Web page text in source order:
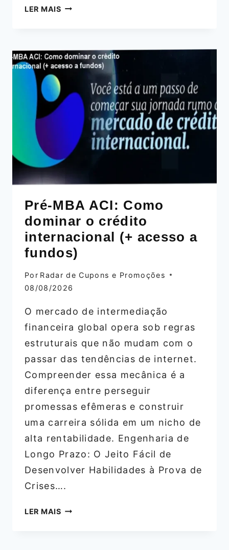
LER MAISAVALIAÇÃO
LIVROS
MASCULINOS
REVELA
VERDADES
SOBRE
RELACIONAMENTOS
Pré-MBA ACI: Como
dominar o crédito
internacional (+ acesso a
fundos)
Por Radar de Cupons e Promoções
08/08/2026
O mercado de intermediação
financeira global opera sob regras
estruturais que não mudam com o
passar das tendências de internet.
Compreender essa mecânica é a
diferença entre perseguir
promessas efêmeras e construir
uma carreira sólida em um nicho de
alta rentabilidade. Engenharia de
Longo Prazo: O Jeito Fácil de
Desenvolver Habilidades à Prova de
Crises….
LER MAISPRÉ-